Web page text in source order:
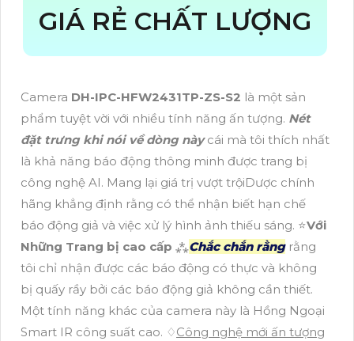
GIÁ RẺ CHẤT LƯỢNG
Camera DH-IPC-HFW2431TP-ZS-S2 là một sản
phẩm tuyệt vời với nhiều tính năng ấn tượng. Nét
đặt trưng khi nói về dòng nàycái mà tôi thích nhất
là khả năng báo động thông minh được trang bị
công nghệ AI. Mang lại giá trị vượt trộiDược chính
hãng khẳng định rằng có thể nhận biết hạn chế
báo động giả và việc xử lý hình ảnh thiếu sáng. ⭐Với
Những Trang bị cao cấp ⁂Chắc chắn rằngrằng
tôi chỉ nhận được các báo động có thực và không
bị quấy rầy bởi các báo động giả không cần thiết.
Một tính năng khác của camera này là Hồng Ngoại
Smart IR công suất cao. ♢Công nghệ mới ấn tượng